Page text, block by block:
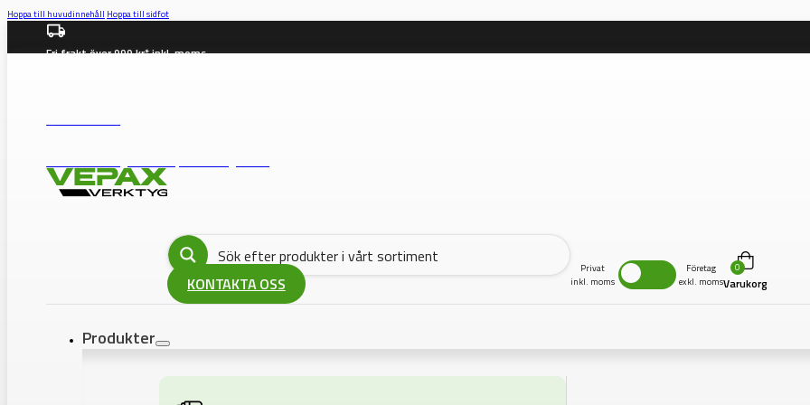
Hoppa till huvudinnehåll Hoppa till sidfot
Fri frakt över 999 kr* inkl. moms
KONTAKTA OSS
Privat
inkl. moms
Företag
exkl. moms
0
Varukorg
Produkter